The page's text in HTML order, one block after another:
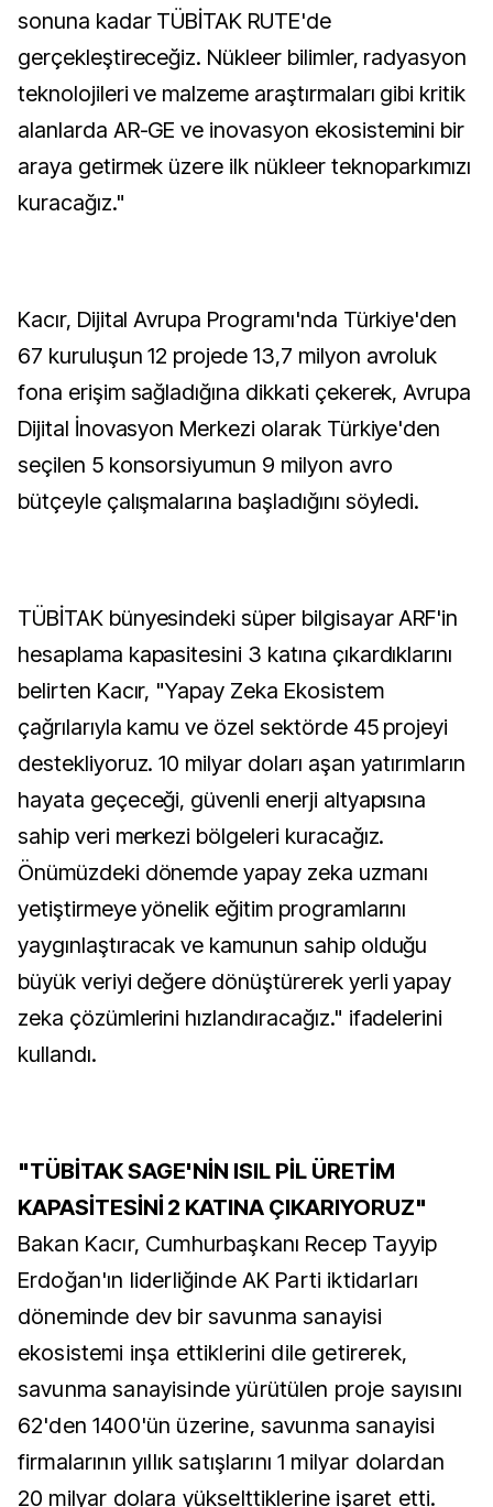
sonuna kadar TÜBİTAK RUTE'de
gerçekleştireceğiz. Nükleer bilimler, radyasyon
teknolojileri ve malzeme araştırmaları gibi kritik
alanlarda AR-GE ve inovasyon ekosistemini bir
araya getirmek üzere ilk nükleer teknoparkımızı
kuracağız."
Kacır, Dijital Avrupa Programı'nda Türkiye'den
67 kuruluşun 12 projede 13,7 milyon avroluk
fona erişim sağladığına dikkati çekerek, Avrupa
Dijital İnovasyon Merkezi olarak Türkiye'den
seçilen 5 konsorsiyumun 9 milyon avro
bütçeyle çalışmalarına başladığını söyledi.
TÜBİTAK bünyesindeki süper bilgisayar ARF'in
hesaplama kapasitesini 3 katına çıkardıklarını
belirten Kacır, "Yapay Zeka Ekosistem
çağrılarıyla kamu ve özel sektörde 45 projeyi
destekliyoruz. 10 milyar doları aşan yatırımların
hayata geçeceği, güvenli enerji altyapısına
sahip veri merkezi bölgeleri kuracağız.
Önümüzdeki dönemde yapay zeka uzmanı
yetiştirmeye yönelik eğitim programlarını
yaygınlaştıracak ve kamunun sahip olduğu
büyük veriyi değere dönüştürerek yerli yapay
zeka çözümlerini hızlandıracağız." ifadelerini
kullandı.
"TÜBİTAK SAGE'NİN ISIL PİL ÜRETİM
KAPASİTESİNİ 2 KATINA ÇIKARIYORUZ"
Bakan Kacır, Cumhurbaşkanı Recep Tayyip
Erdoğan'ın liderliğinde AK Parti iktidarları
döneminde dev bir savunma sanayisi
ekosistemi inşa ettiklerini dile getirerek,
savunma sanayisinde yürütülen proje sayısını
62'den 1400'ün üzerine, savunma sanayisi
firmalarının yıllık satışlarını 1 milyar dolardan
20 milyar dolara yükselttiklerine işaret etti.